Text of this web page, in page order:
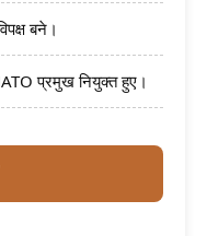
बने।
प्रमुख नियुक्त हुए।